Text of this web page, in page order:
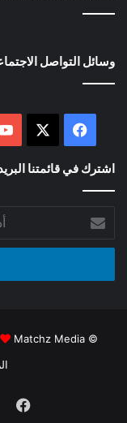
وسائل التواصل
فيسبوك
اشترك في قائمتنا
بريدك
الإلكتروني
© Copyright 2026, Tous droits réservés |
Matchz Media